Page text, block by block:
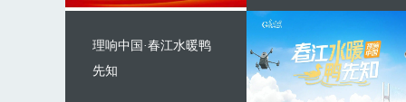
理响中国·春江水暖鸭
先知